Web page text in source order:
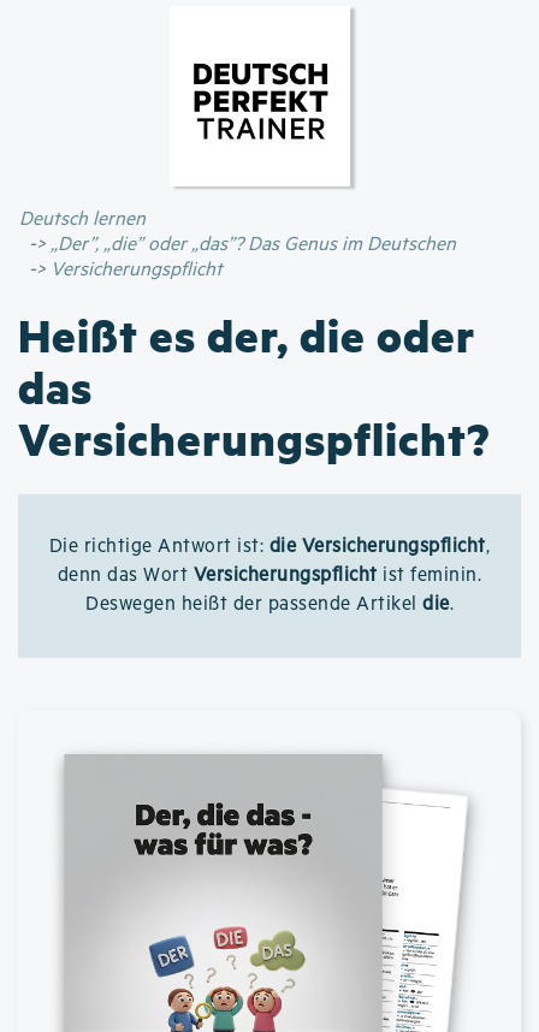
Inhalt
Deutsch lernen
„Der”, „die” oder „das”? Das Genus im Deutschen
Versicherungspflicht
Heißt es der, die oder
das
Versicherungspflicht?
Die richtige Antwort ist: die Versicherungspflicht,
denn das Wort Versicherungspflicht ist feminin.
Deswegen heißt der passende Artikel die.